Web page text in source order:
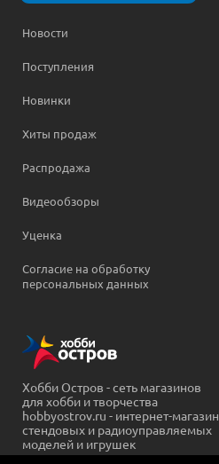
Новости
Поступления
Новинки
Хиты продаж
Распродажа
Видеообзоры
Уценка
Согласие на обработку
персональных данных
Хобби Остров - сеть магазинов
для хобби и творчества
hobbyostrov.ru - интернет-магазин
стендовых и радиоуправляемых
моделей и игрушек